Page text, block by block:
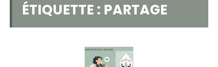
ÉTIQUETTE : PARTAGE